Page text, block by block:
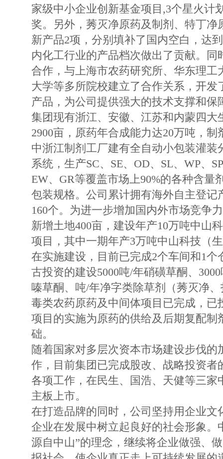
家级中小企业创新基金项目,3个星火计
奖。另外，莠灭净原药及制剂、特丁净
新产品2项，分别填补了国内空白，达
内化工行业的产品档次做出了贡献。
合作，与上海市农药研究所、华东理工
大学等多所院校建立了合作关系，开
产品，为公司提供强大的技术支撑和保
集团现有浙江、安徽、江苏和内蒙四大
2900亩，原药年合成能力达20万吨，
中浙江制剂工厂建有全自动小包装灌
系统，生产SC、SE、OD、SL、WP、
EW、GR等覆盖市场上90%的各种含量
包装规格。公司累计拥有海外自主登记
160个。为进一步增加国内外市场竞争
新增土地400亩，建设年产10万吨中山
项目，其中一期年产3万吨中山科技（
在实施建设，目前已完成2个车间和1
古投资的建设5000吨/年硝磺草酮、
嗪草酮、吨/年净字类除草剂（莠灭净
毒类农药原药及中间体项目已完成，已
项目的实施为原药的供给及后期复配制
础。
随着国家对多层次资本市场建设步伐
作，目前集团已完成股改、战略投资者
各项工作，在民生、国浩、天健等三
主板上市。
在打造品牌的同时，公司坚持用企业文
企业在发展中树立起良好的社会形象。
源自中山”的理念，继续将企业做强、